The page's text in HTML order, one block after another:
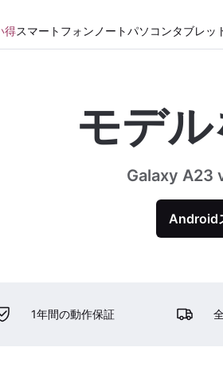
得スマートフォン ノートパソコンタブレッ
モデ
Galaxy A23
Android
1年間の動作保証